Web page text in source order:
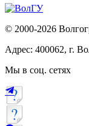
© 2000-2026
Адрес: 400062, г.
Мы в соц. сетях